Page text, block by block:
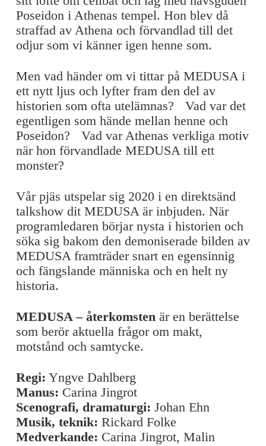
Poseidon i Athenas tempel. Hon blev då
straffad av Athena och förvandlad till det
odjur som vi känner igen henne som.
Men vad händer om vi tittar på MEDUSA i
ett nytt ljus och lyfter fram den del av
historien som ofta utelämnas? Vad var det
egentligen som hände mellan henne och
Poseidon? Vad var Athenas verkliga motiv
när hon förvandlade MEDUSA till ett
monster?
Vår pjäs utspelar sig 2020 i en direktsänd
talkshow dit MEDUSA är inbjuden. När
programledaren börjar nysta i historien och
söka sig bakom den demoniserade bilden av
MEDUSA framträder snart en egensinnig
och fängslande människa och en helt ny
historia.
MEDUSA – återkomstenär en berättelse
som berör aktuella frågor om makt,
motstånd och samtycke.
Regi: Yngve Dahlberg
Manus: Carina Jingrot
Scenografi, dramaturgi: Johan Ehn
Musik, teknik: Rickard Folke
Medverkande: Carina Jingrot, Malin